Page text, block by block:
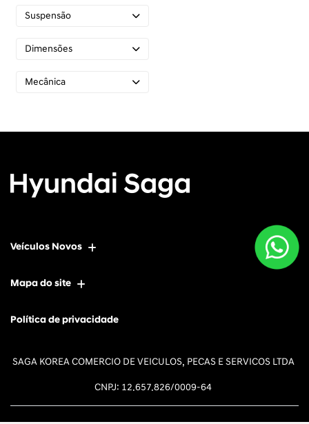
Suspensão
Dimensões
Mecânica
Veículos Novos
Mapa do site
Política de privacidade
SAGA KOREA COMERCIO DE VEICULOS, PECAS E SERVICOS LTDA
CNPJ: 12.657.826/0009-64